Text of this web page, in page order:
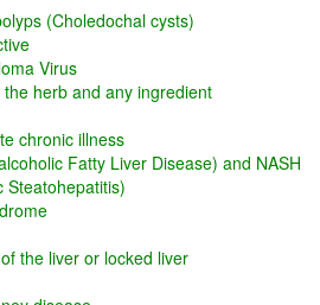
(Choledochal cysts)
Virus
the herb and any ingredient
chronic illness
Fatty Liver Disease) and NASH
Steatohepatitis)
the liver or locked liver